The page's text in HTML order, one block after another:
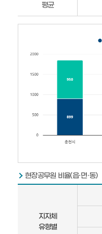
평균
현장공무원 비율(읍·면·동)
공
무
지자체
유형별